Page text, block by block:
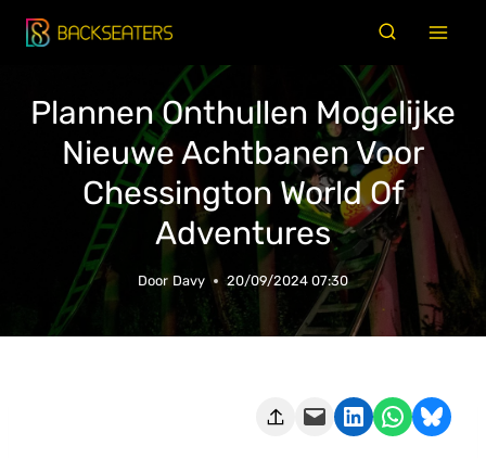
Doorgaan
naar
Plannen Onthullen Mogelijke
Nieuwe Achtbanen Voor
Chessington World Of
Adventures
Door Davy 20/09/2024 07:30
Deze pagina e-mailen Delen op LinkedIn Delen via WhatsApp Share on Bluesky